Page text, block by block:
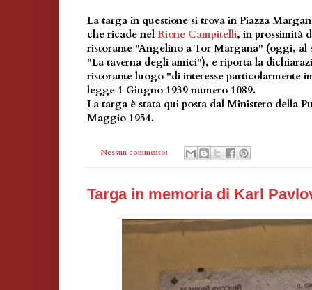
La targa in questione si trova in Piazza
che ricade nel Rione Campitelli, in prossimità
ristorante "Angelino a Tor Margana" (oggi, al
"La taverna degli amici"), e riporta la
ristorante luogo "di interesse particolarmente
legge 1 Giugno 1939 numero 1089.
La targa è stata qui posta dal Ministero della
Maggio 1954.
Nessun commento:
Targa in memoria di Karl